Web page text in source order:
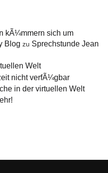
kÃ¼mmern sich um
Blog zu Sprechstunde Jean
Welt
nicht verfÃ¼gbar
in der virtuellen Welt